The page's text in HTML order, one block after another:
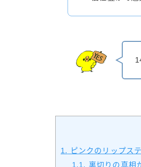
1.
ピンクのリップス
1.1. 裏切りの真相